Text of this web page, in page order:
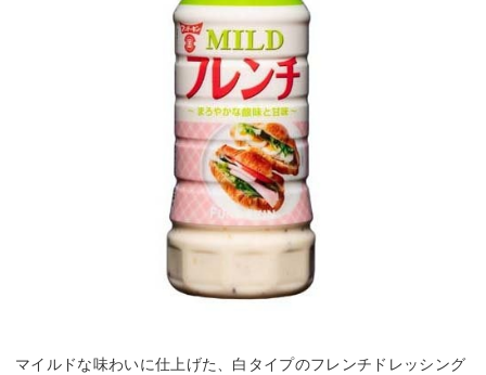
マイルドな味わいに仕上げた、白タイプのフレンチドレッシング